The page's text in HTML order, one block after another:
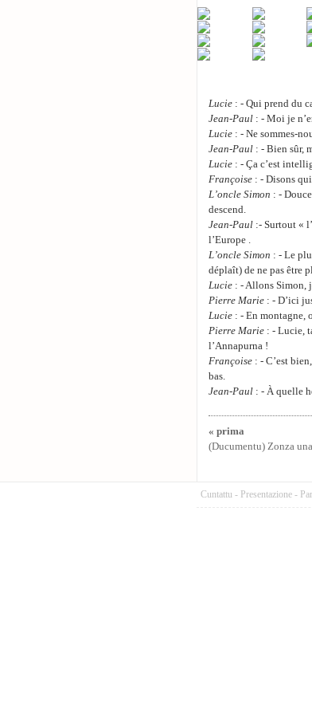
Lucie : - Qui prend du
Jean-Paul : - Moi je
Lucie : - Ne sommes-
Jean-Paul : - Bien sûr,
Lucie : - Ça c’est
Françoise : - Disons
L’oncle Simon : -
descend.
Jean-Paul :- Surtout «
l’Europe .
L’oncle Simon : - Le
déplaît) de ne pas être
Lucie : - Allons Simon,
Pierre Marie : - D’ici
Lucie : - En montagne,
Pierre Marie : - Lucie,
l’Annapurna !
Françoise : - C’est
bas.
Jean-Paul : - À quelle
« prima
(Ducumentu) Zonza
Cuntattu - Presentazione -